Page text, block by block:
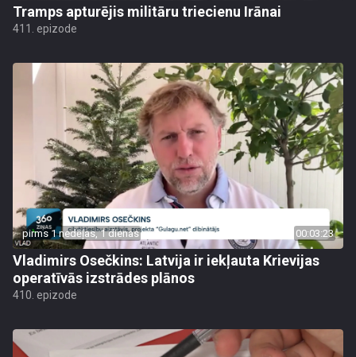
Tramps apturējis militāru triecienu Irānai
411. epizode
pirms 1 nedēļas, 1 dienas 00:03:23
Vladimirs Osečkins: Latvija ir iekļauta Krievijas
operatīvās izstrādes plānos
410. epizode